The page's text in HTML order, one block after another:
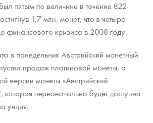
пятым по величине в течение 822-
1,7 млн. монет, что в четыре
финансового кризиса в 2008 году.
в понедельник Австрийский монетный
продаж платиновой монеты, а
версии монеты «Австрийский
первоначально будет доступна
унция.